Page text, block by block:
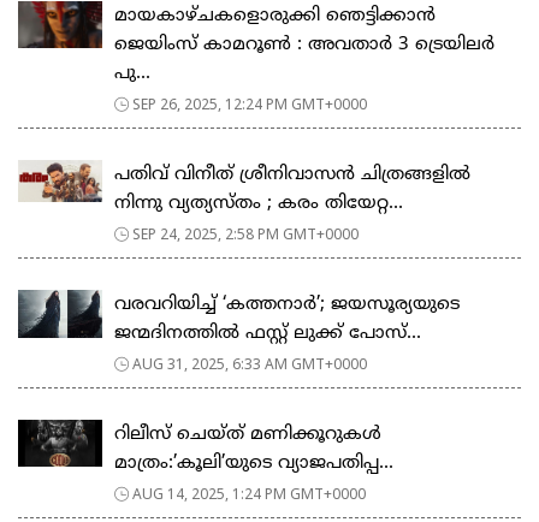
മായകാഴ്ചകളൊരുക്കി ഞെട്ടിക്കാൻ
ജെയിംസ് കാമറൂൺ : അവതാർ 3 ട്രെയിലർ
പു...
SEP 26, 2025, 12:24 PM GMT+0000
പതിവ് വിനീത് ശ്രീനിവാസൻ ചിത്രങ്ങളിൽ
നിന്നു വ്യത്യസ്തം ; കരം തിയേറ്റ...
SEP 24, 2025, 2:58 PM GMT+0000
വരവറിയിച്ച് ‘കത്തനാർ’; ജയസൂര്യയുടെ
ജന്മദിനത്തിൽ ഫസ്റ്റ് ലുക്ക് പോസ്...
AUG 31, 2025, 6:33 AM GMT+0000
റിലീസ് ചെയ്ത് മണിക്കൂറുകൾ
മാത്രം:’കൂലി’യുടെ വ്യാജപതിപ്പ...
AUG 14, 2025, 1:24 PM GMT+0000